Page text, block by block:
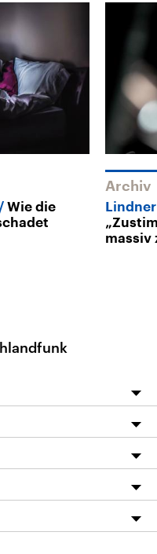
Wie die
Archiv
massiv